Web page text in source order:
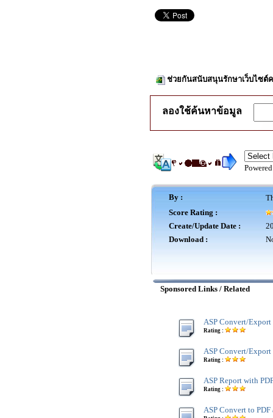
ช่วยกันสนับสนุนรักษาเว็บไซต์
ลองใช้ค้นหาข้อมูล
By :
Score Rating :
Create/Update Date :
Download :
Sponsored Links / Related
ASP Convert/Export
Rating :
ASP Convert/Export
Rating :
ASP Report with
Rating :
ASP Convert to